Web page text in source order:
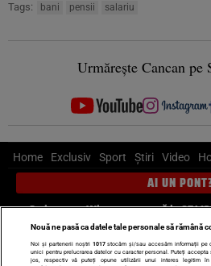
Tags: bani pensii salariu
Urmărește Cancan pe
Home Exclusiv Sport Știri Video
AI UN
Scrie-ne pe Whatsapp, sună la
Știri interne Știri
Nouă ne pasă ca datele tale personale să rămână
Noi și partenerii noștri 1017stocăm și/sau accesăm informații pe
unici pentru prelucrarea datelor cu caracter personal. Puteți
jos, respectiv vă puteți opune utilizării unui interes legitim